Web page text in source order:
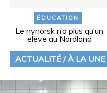
ÉDUCATION
Le nynorsk n’a plus qu’un
élève au Nordland
ACTUALITÉ / À LA UNE